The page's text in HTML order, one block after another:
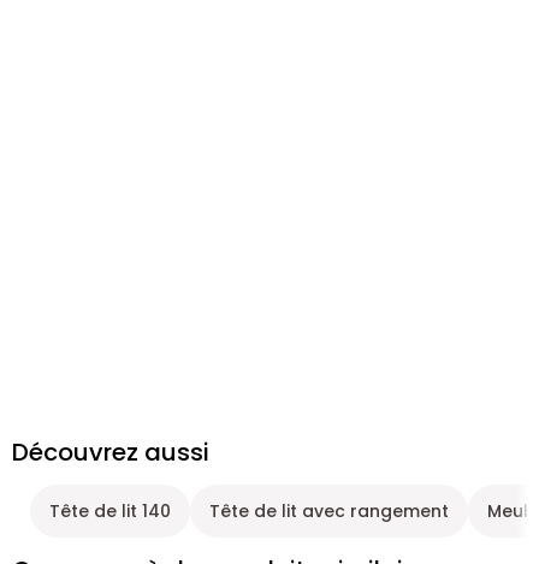
Découvrez aussi
Tête de lit 140 Tête de lit avec rangement